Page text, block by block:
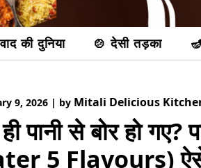
की दुनिया 🍲 देसी तड़का
9, 2026 | by Mitali Delicious
पानी से बोर हो
5 Flavours) ऐसे